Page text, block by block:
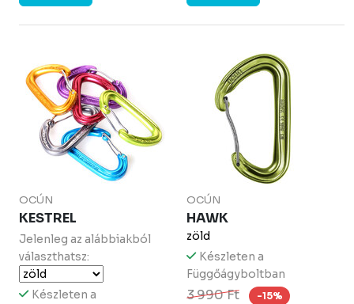
OCÚN
KESTREL
Jelenleg az alábbiakból
választhatsz:
Készleten a
OCÚN
HAWK
zöld
Készleten a
Függőágyboltban
3 990 Ft -15%